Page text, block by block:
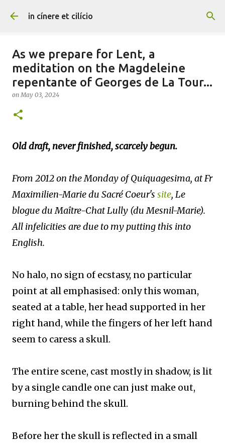
Skip to main content
in cínere et cilício
As we prepare for Lent, a
meditation on the Magdeleine
repentante of Georges de La Tour...
onMay 03, 2024
Old draft, never finished, scarcely begun.
From 2012 on the Monday of Quiquagesima, at Fr
Maximilien-Marie du Sacré Coeur's site, Le
blogue du Maître-Chat Lully (du Mesnil-Marie).
All infelicities are due to my putting this into
English.
No halo, no sign of ecstasy, no particular
point at all emphasised: only this woman,
seated at a table, her head supported in her
right hand, while the fingers of her left hand
seem to caress a skull.
The entire scene, cast mostly in shadow, is lit
by a single candle one can just make out,
burning behind the skull.
Before her the skull is reflected in a small